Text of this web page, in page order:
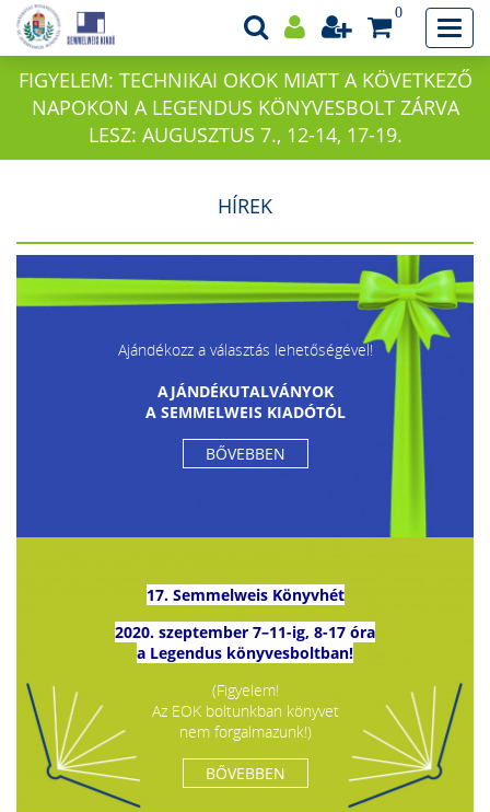
0
FIGYELEM: TECHNIKAI OKOK MIATT A KÖVETKEZŐ
NAPOKON A LEGENDUS KÖNYVESBOLT ZÁRVA
LESZ: AUGUSZTUS 7., 12-14, 17-19.
HÍREK
Ajándékozz a választás lehetőségével!
AJÁNDÉKUTALVÁNYOK
A SEMMELWEIS KIADÓTÓL
BŐVEBBEN
17. Semmelweis Könyvhét
2020. szeptember 7–11-ig, 8-17 óra
a Legendus könyvesboltban!
(Figyelem!
Az EOK boltunkban könyvet
nem forgalmazunk!)
BŐVEBBEN